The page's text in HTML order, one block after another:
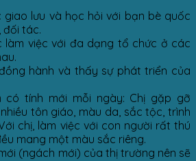
giao lưu và học hỏi với bạn bè quốc
đối tác.
làm việc với đa dạng tổ chức ở các
hành và thấy sự phát triển của
có tính mới mỗi ngày: Chị gặp gỡ
tôn giáo, màu da, sắc tộc, trình
chị, làm việc với con người rất thú
mang một màu sắc riêng.
(ngách mới) của thị trường nên sẽ